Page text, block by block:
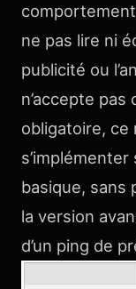
ne pas lire ni
publicité ou
n’accepte
obligatoire,
basique, sans
la version
d’un ping de